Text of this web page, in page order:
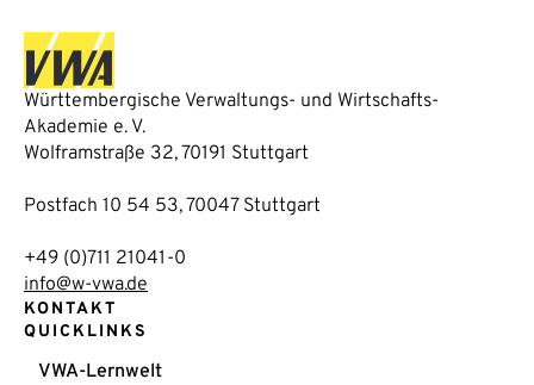
Württembergische Verwaltungs- und Wirtschafts-
Akademie e. V.
Wolframstraße 32, 70191 Stuttgart
Postfach 10 54 53, 70047 Stuttgart
+49 (0)711 21041-0
info@w-vwa.de
KONTAKT
QUICKLINKS
VWA-Lernwelt